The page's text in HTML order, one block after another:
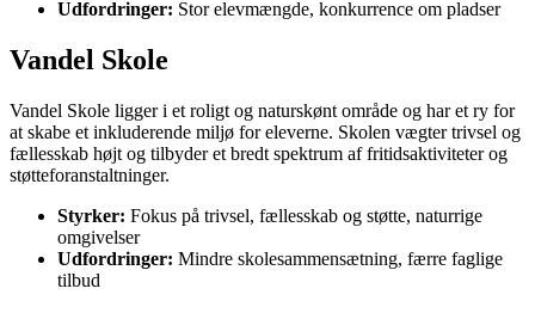
Udfordringer: Stor elevmængde, konkurrence om pladser
Vandel Skole
Vandel Skole ligger i et roligt og naturskønt område og har et ry for
at skabe et inkluderende miljø for eleverne. Skolen vægter trivsel og
fællesskab højt og tilbyder et bredt spektrum af fritidsaktiviteter og
støtteforanstaltninger.
Styrker: Fokus på trivsel, fællesskab og støtte, naturrige
omgivelser
Udfordringer: Mindre skolesammensætning, færre faglige
tilbud